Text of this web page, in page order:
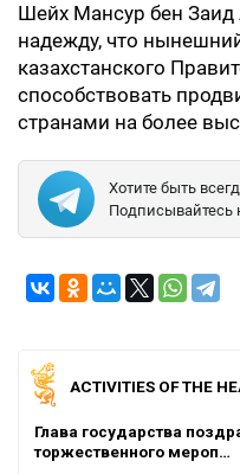
Шейх Мансур бен
надежду, что
казахстанского
способствовать
странами на более
Хотите быть
Подписывайтесь
ACTIVITIES OF THE
Глава государства
торжественного мероп…